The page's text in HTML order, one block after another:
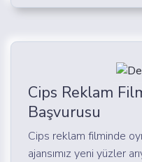
Cips Reklam
Başvurusu
Cips reklam filminde
ajansımız yeni yüzler